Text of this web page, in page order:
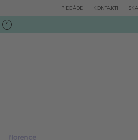
PIEGĀDE KONTAKTI